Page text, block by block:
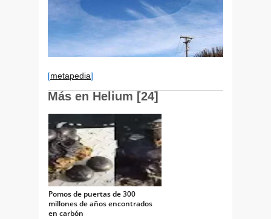
[metapedia]
Más en Helium [24]
Pomos de puertas de 300
millones de años encontrados
en carbón